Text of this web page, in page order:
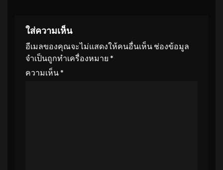
ใส่ความเห็น
อีเมลของคุณจะไม่แสดงให้คนอื่นเห็น ช่องข้อมูล
จำเป็นถูกทำเครื่องหมาย *
ความเห็น*